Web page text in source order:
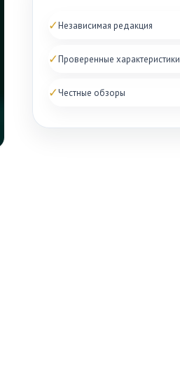
✓Независимая редакция
✓Проверенные характеристики
✓Честные обзоры